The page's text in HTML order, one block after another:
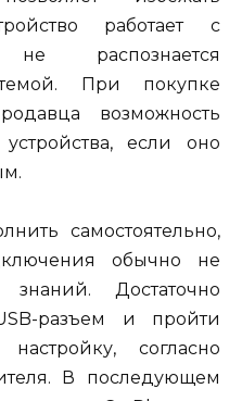
работает с
распознается
При покупке
возможность
если оно
самостоятельно,
обычно не
знаний. Достаточно
разъем и пройти
согласно
В последующем